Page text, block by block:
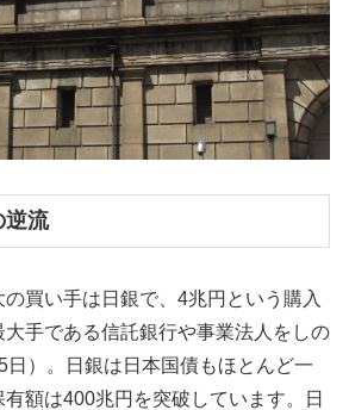
逆流
買い手は日銀で、4兆円という購入
手である信託銀行や事業法人をしの
日）。日銀は日本国債もほとんど一
額は400兆円を突破しています。日